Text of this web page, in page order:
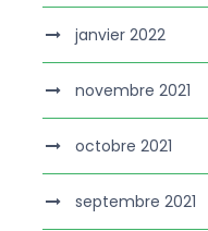
janvier 2022
novembre 2021
octobre 2021
septembre 2021